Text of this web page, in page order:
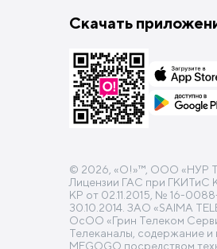
Скачать
© 2026, «O!»™, ООО «НУР
Лицензии ГАС при ГКИТиС
КР от 02.11.2015, № 16-
30.10.2014. ЗАО «SAIMA
ОсОО «Грин Телеком
Телеканалы, содержание и
MEGOGO посредством